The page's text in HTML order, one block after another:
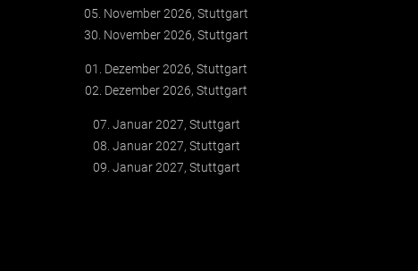
05. November 2026, Stuttgart
30. November 2026, Stuttgart
01. Dezember 2026, Stuttgart
02. Dezember 2026, Stuttgart
07. Januar 2027, Stuttgart
08. Januar 2027, Stuttgart
09. Januar 2027, Stuttgart